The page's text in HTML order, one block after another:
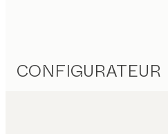
CONFIGURATEUR